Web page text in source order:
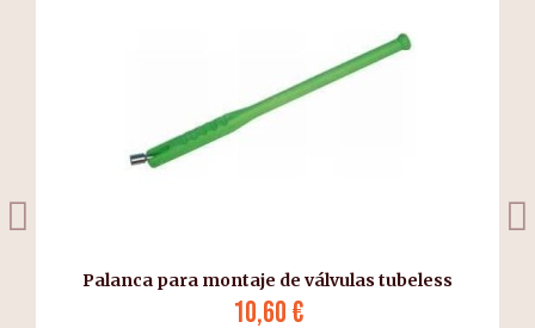
Palanca para montaje de válvulas tubeless
10,60 €